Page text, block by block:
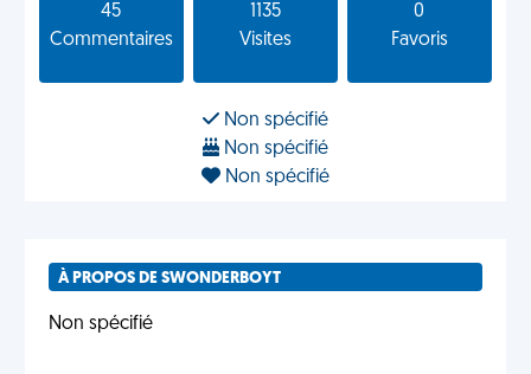
45
Commentaires
1135
Visites
0
Favoris
Non spécifié
Non spécifié
Non spécifié
À PROPOS DE SWONDERBOYT
Non spécifié